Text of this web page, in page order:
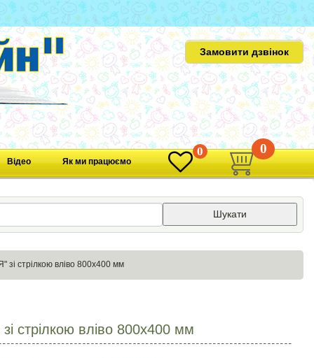
Замовити дзвінок
Відео Як ми працюємо
0 0
Шукати
зі стрілкою вліво 800х400 мм
стрілкою вліво 800х400 мм